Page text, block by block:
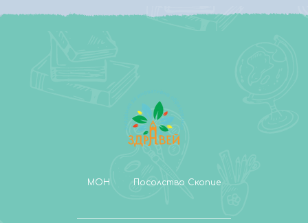
МОН Посолство Скопие